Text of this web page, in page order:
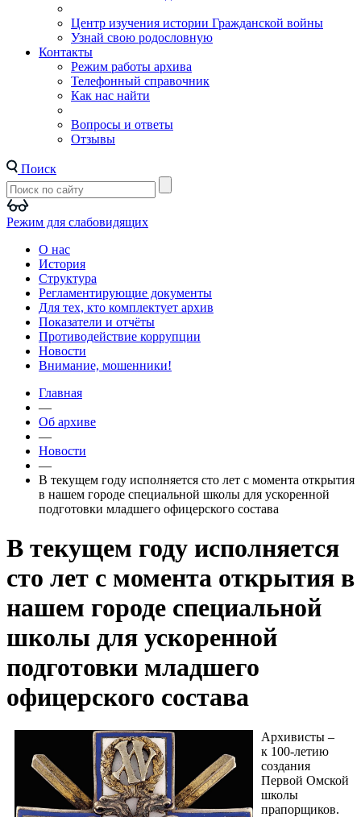
Центр изучения истории Гражданской войны
Узнай свою родословную
Контакты
Режим работы архива
Телефонный справочник
Как нас найти
Вопросы и ответы
Отзывы
Поиск
Режим для слабовидящих
О нас
История
Структура
Регламентирующие документы
Для тех, кто комплектует архив
Показатели и отчёты
Противодействие коррупции
Новости
Внимание, мошенники!
Главная
—
Об архиве
—
Новости
—
В текущем году исполняется сто лет с момента открытия
в нашем городе специальной школы для ускоренной
подготовки младшего офицерского состава
В текущем году исполняется
сто лет с момента открытия в
нашем городе специальной
школы для ускоренной
подготовки младшего
офицерского состава
Архивисты –
к 100-летию
создания
Первой Омской
школы
прапорщиков.